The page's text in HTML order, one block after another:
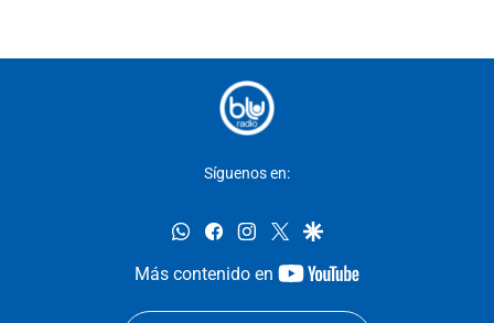
Síguenos en:
whatsappfacebookinstagram
twittergoogle
Más contenido en
youtube-